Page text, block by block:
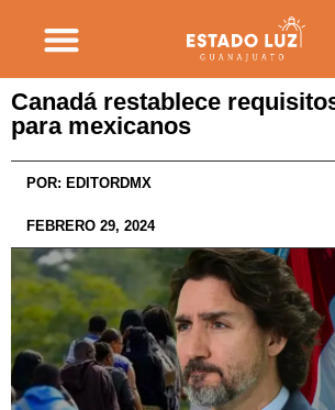
Canadá restablece
para mexicanos
POR: EDITORDMX
FEBRERO 29, 2024